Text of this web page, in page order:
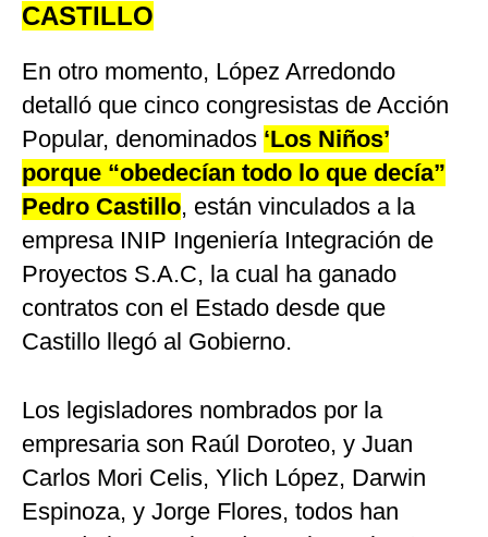
CASTILLO
En otro momento, López Arredondo
detalló que cinco congresistas de Acción
Popular, denominados ‘Los Niños’
porque “obedecían todo lo que decía”
Pedro Castillo, están vinculados a la
empresa INIP Ingeniería Integración de
Proyectos S.A.C, la cual ha ganado
contratos con el Estado desde que
Castillo llegó al Gobierno.
Los legisladores nombrados por la
empresaria son Raúl Doroteo, y Juan
Carlos Mori Celis, Ylich López, Darwin
Espinoza, y Jorge Flores, todos han